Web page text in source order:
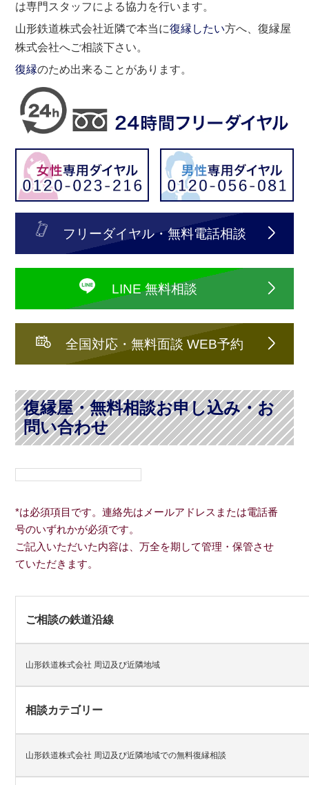
は専門スタッフによる協力を行います。
山形鉄道株式会社近隣で本当に復縁したい方へ、復縁屋
株式会社へご相談下さい。
復縁のため出来ることがあります。
フリーダイヤル・無料電話相談
LINE 無料相談
全国対応・無料面談 WEB予約
復縁屋・無料相談お申し込み・お
問い合わせ
*は必須項目です。連絡先はメールアドレスまたは電話番
号のいずれかが必須です。
ご記入いただいた内容は、万全を期して管理・保管させ
ていただきます。
ご相談の鉄道沿線
山形鉄道株式会社 周辺及び近隣地域
相談カテゴリー
山形鉄道株式会社 周辺及び近隣地域での無料復縁相談